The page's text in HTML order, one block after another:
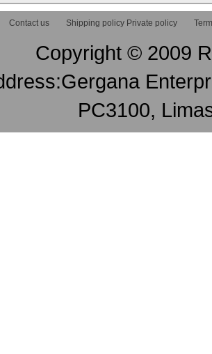
Contact us Shipping policy Private policy
Copyright © 2009
PC3100,